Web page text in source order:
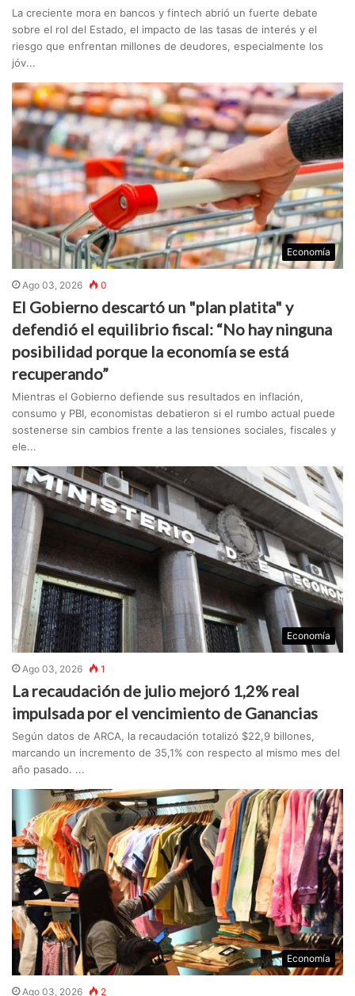
La creciente mora en bancos y fintech abrió un fuerte debate
sobre el rol del Estado, el impacto de las tasas de interés y el
riesgo que enfrentan millones de deudores, especialmente los
jóv...
Economía
Ago 03, 2026 0
El Gobierno descartó un "plan platita" y
defendió el equilibrio fiscal: “No hay ninguna
posibilidad porque la economía se está
recuperando”
Mientras el Gobierno defiende sus resultados en inflación,
consumo y PBI, economistas debatieron si el rumbo actual puede
sostenerse sin cambios frente a las tensiones sociales, fiscales y
ele...
Economía
Ago 03, 2026 1
La recaudación de julio mejoró 1,2% real
impulsada por el vencimiento de Ganancias
Según datos de ARCA, la recaudación totalizó $22,9 billones,
marcando un incremento de 35,1% con respecto al mismo mes del
año pasado. ...
Economía
Ago 03, 2026 2